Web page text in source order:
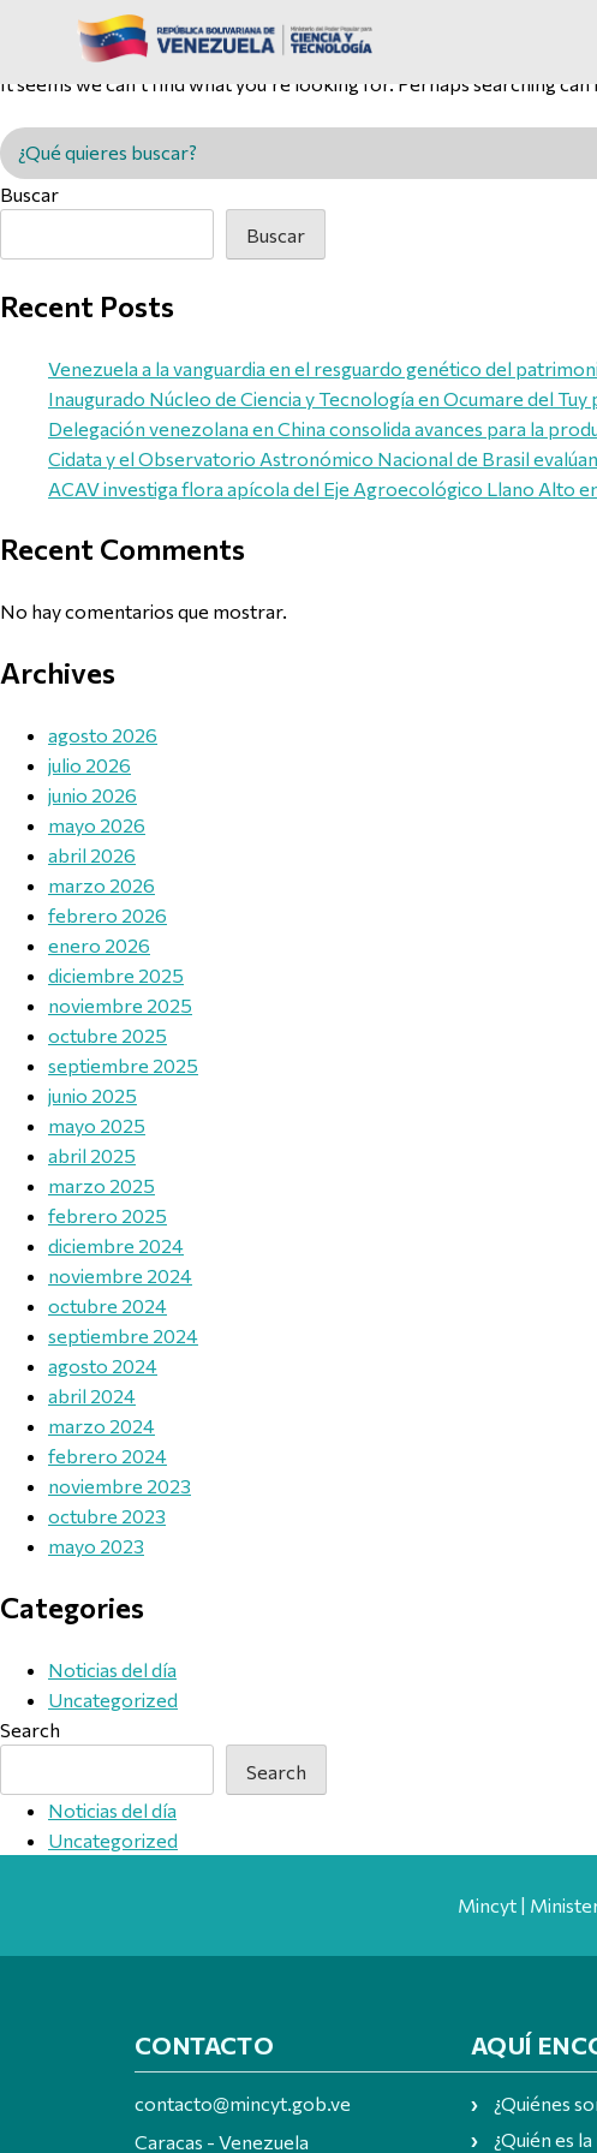
Nothing Found
It seems we can’t find what you’re looking for. Perhaps searching can
Buscar en MINCYT
Buscar
Buscar
Recent Posts
Venezuela a la vanguardia en el resguardo genético del
Inaugurado Núcleo de Ciencia y Tecnología en Ocumare del Tuy
Delegación venezolana en China consolida avances para la
Cidata y el Observatorio Astronómico Nacional de Brasil
ACAV investiga flora apícola del Eje Agroecológico Llano Alto
Recent Comments
No hay comentarios que mostrar.
Archives
agosto 2026
julio 2026
junio 2026
mayo 2026
abril 2026
marzo 2026
febrero 2026
enero 2026
diciembre 2025
noviembre 2025
octubre 2025
septiembre 2025
junio 2025
mayo 2025
abril 2025
marzo 2025
febrero 2025
diciembre 2024
noviembre 2024
octubre 2024
septiembre 2024
agosto 2024
abril 2024
marzo 2024
febrero 2024
noviembre 2023
octubre 2023
mayo 2023
Categories
Noticias del día
Uncategorized
Search
Search
Noticias del día
Uncategorized
Mincyt |
CONTACTO
contacto@mincyt.gob.ve
Caracas - Venezuela
AQUÍ
¿Quiénes
¿Quién es